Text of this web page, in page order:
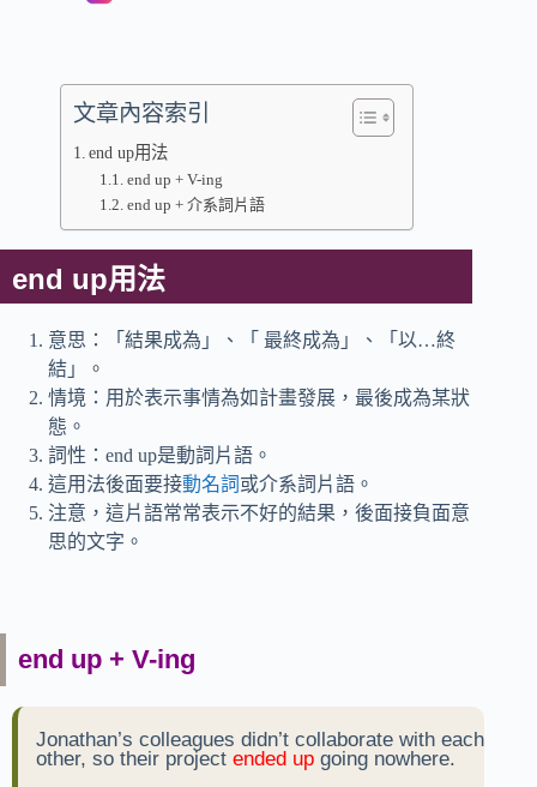
文章內容索引
end up用法
end up + V-ing
end up + 介系詞片語
end up用法
意思：「結果成為」、「 最終成為」、「以…終
結」。
情境：用於表示事情為如計畫發展，最後成為某狀
態。
詞性：end up是動詞片語。
這用法後面要接動名詞 或介系詞片語。
注意，這片語常常表示不好的結果，後面接負面意
思的文字。
end up + V-ing
Jonathan’s colleagues didn’t collaborate with each
other, so their project ended up going nowhere.